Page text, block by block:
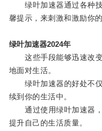
绿叶加速器通过各种技
馨提示，来刺激和激励你的
绿叶加速器2024年
这些手段能够迅速改变
地面对生活。
绿叶加速器的好处不仅
续到你的生活中。
通过使用绿叶加速器，
提升自己的生活质量。